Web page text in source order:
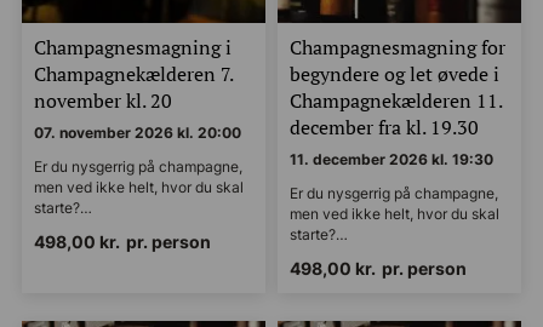
Champagnesmagning i
Champagnekælderen 7.
november kl. 20
07. november 2026 kl. 20:00
Er du nysgerrig på champagne,
men ved ikke helt, hvor du skal
starte?…
498,00 kr. pr. person
Champagnesmagning for
begyndere og let øvede i
Champagnekælderen 11.
december fra kl. 19.30
11. december 2026 kl. 19:30
Er du nysgerrig på champagne,
men ved ikke helt, hvor du skal
starte?…
498,00 kr. pr. person